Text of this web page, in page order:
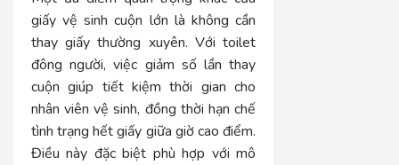
giấy vệ sinh cuộn lớn là không cần
thay giấy thường xuyên. Với toilet
đông người, việc giảm số lần thay
cuộn giúp tiết kiệm thời gian cho
nhân viên vệ sinh, đồng thời hạn chế
tình trạng hết giấy giữa giờ cao điểm.
Điều này đặc biệt phù hợp với mô